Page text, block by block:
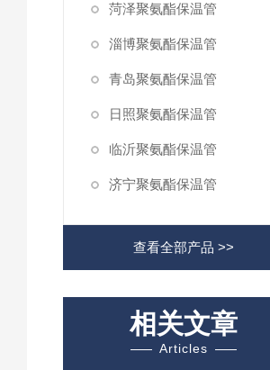
菏泽聚氨酯保温管
淄博聚氨酯保温管
青岛聚氨酯保温管
日照聚氨酯保温管
临沂聚氨酯保温管
济宁聚氨酯保温管
查看全部产品 >>
相关文章
Articles